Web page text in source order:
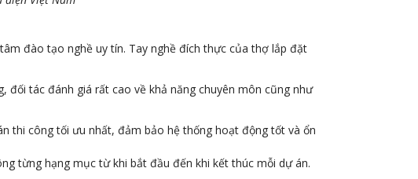
đào tạo nghề uy tín. Tay nghề đích thực của thợ lắp đặt
đối tác đánh giá rất cao về khả năng chuyên môn cũng như
thi công tối ưu nhất, đảm bảo hệ thống hoạt động tốt và ổn
từng hạng mục từ khi bắt đầu đến khi kết thúc mỗi dự án.